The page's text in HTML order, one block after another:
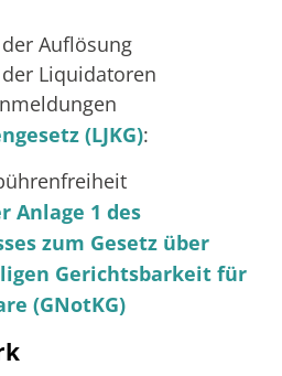
Auflösung
Liquidatoren
(LJKG):
Anlage 1 des
zum Gesetz über
Gerichtsbarkeit für
(GNotKG)